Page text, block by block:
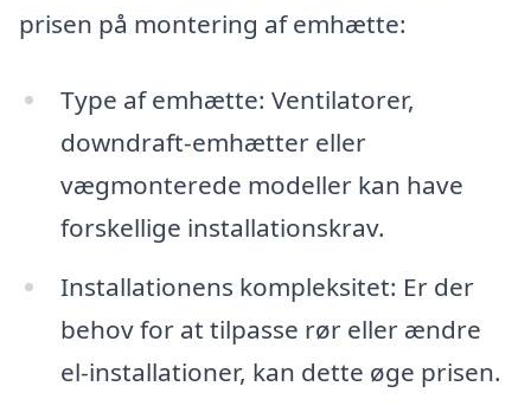
prisen på montering af emhætte:
Type af emhætte: Ventilatorer,
downdraft-emhætter eller
vægmonterede modeller kan have
forskellige installationskrav.
Installationens kompleksitet: Er der
behov for at tilpasse rør eller ændre
el-installationer, kan dette øge prisen.